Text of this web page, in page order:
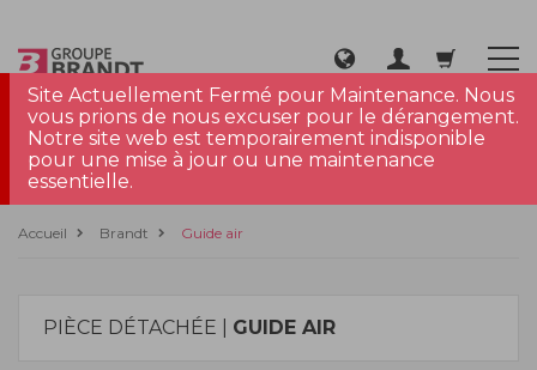
Site Actuellement Fermé pour Maintenance. Nous
vous prions de nous excuser pour le dérangement.
Notre site web est temporairement indisponible
pour une mise à jour ou une maintenance
essentielle.
Accueil Brandt Guide air
PIÈCE DÉTACHÉE | GUIDE AIR